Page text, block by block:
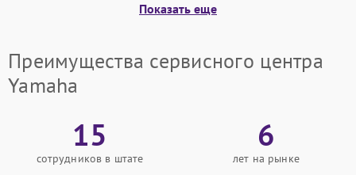
Показать еще
Преимущества сервисного центра
Yamaha
15
сотрудников в штате
6
лет на рынке